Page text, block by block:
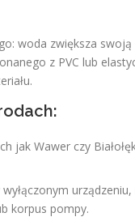
woda zwiększa
z PVC lub
jak Wawer czy
korpus pompy.